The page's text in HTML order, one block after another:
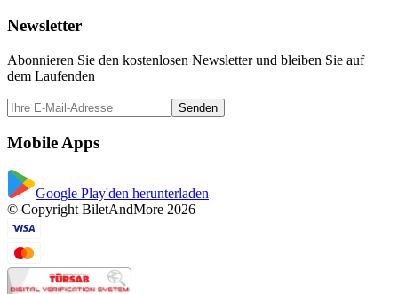
Newsletter
Abonnieren Sie den kostenlosen Newsletter und bleiben Sie auf
dem Laufenden
Senden
Mobile Apps
Google Play'den herunterladen
© Copyright BiletAndMore 2026